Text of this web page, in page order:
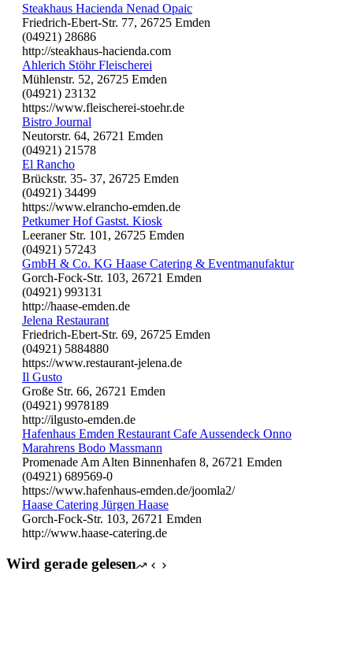
Steakhaus Hacienda Nenad Opaic
Friedrich-Ebert-Str. 77, 26725 Emden
(04921) 28686
http://steakhaus-hacienda.com
Ahlerich Stöhr Fleischerei
Mühlenstr. 52, 26725 Emden
(04921) 23132
https://www.fleischerei-stoehr.de
Bistro Journal
Neutorstr. 64, 26721 Emden
(04921) 21578
El Rancho
Brückstr. 35- 37, 26725 Emden
(04921) 34499
https://www.elrancho-emden.de
Petkumer Hof Gastst. Kiosk
Leeraner Str. 101, 26725 Emden
(04921) 57243
GmbH & Co. KG Haase Catering & Eventmanufaktur
Gorch-Fock-Str. 103, 26721 Emden
(04921) 993131
http://haase-emden.de
Jelena Restaurant
Friedrich-Ebert-Str. 69, 26725 Emden
(04921) 5884880
https://www.restaurant-jelena.de
Il Gusto
Große Str. 66, 26721 Emden
(04921) 9978189
http://ilgusto-emden.de
Hafenhaus Emden Restaurant Cafe Aussendeck Onno
Marahrens Bodo Massmann
Promenade Am Alten Binnenhafen 8, 26721 Emden
(04921) 689569-0
https://www.hafenhaus-emden.de/joomla2/
Haase Catering Jürgen Haase
Gorch-Fock-Str. 103, 26721 Emden
http://www.haase-catering.de
Wird gerade gelesen